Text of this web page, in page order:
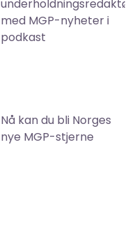
underholdningsredaktør
med MGP-nyheter i
podkast
Nå kan du bli Norges
nye MGP-stjerne